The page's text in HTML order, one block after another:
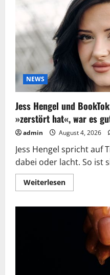
und
BookTok:
Wenn
das
Buch
»zerstört
hat«,
NEWS
Jess Hengel und
»zerstört hat«, war es
admin August 4, 2026
Jess Hengel spricht auf
dabei oder lacht. So ist
WeiterlesenMehr
Hengel
BookTok:
»zerstört